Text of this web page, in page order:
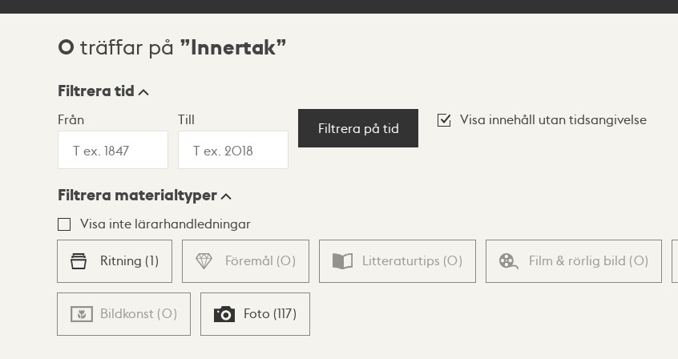
Sökresultat
0 träffar på Innertak
Visningsläge
Lista Karta
Filtrera tid
Från Till
Filtrera på tid
Visa innehåll utan tidsangivelse
Filtrera materialtyper
Visa inte lärarhandledningar
Ritning (1) Föremål (0) Litteraturtips (0) Film & rörlig bild (0)
Bildkonst (0) Foto (117)